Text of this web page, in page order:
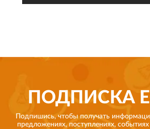
ПОДПИСКА
Подпишись, чтобы получать
предложениях, поступлениях,